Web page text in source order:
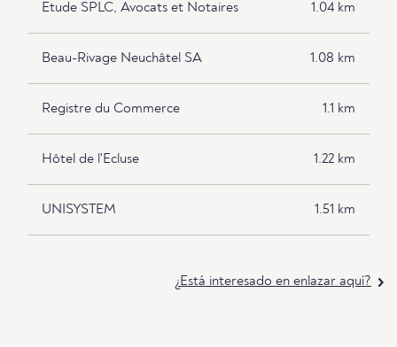
Etude SPLC, Avocats et Notaires 1.04 km
Beau-Rivage Neuchâtel SA 1.08 km
Registre du Commerce 1.1 km
Hôtel de l'Ecluse 1.22 km
UNISYSTEM 1.51 km
¿Está interesado en enlazar aquí?